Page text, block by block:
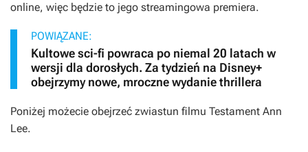
online, więc będzie to jego streamingowa premiera.
POWIĄZANE:
Kultowe sci-fi powraca po niemal 20 latach w
wersji dla dorosłych. Za tydzień na Disney+
obejrzymy nowe, mroczne wydanie thrillera
Poniżej możecie obejrzeć zwiastun filmu Testament Ann
Lee.